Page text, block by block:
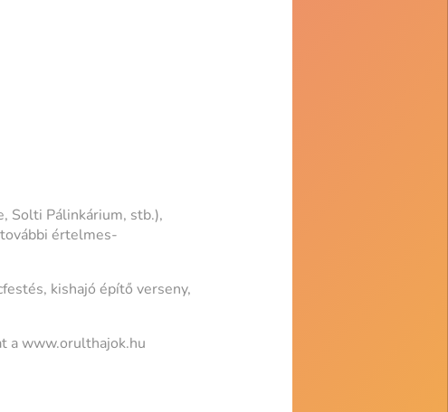
Solti Pálinkárium, stb.),
értelmes-
kishajó építő verseny,
a www.orulthajok.hu